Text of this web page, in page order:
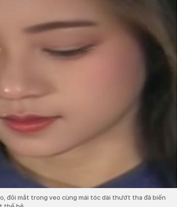
đôi mắt trong veo cùng mái tóc dài thướt tha đã biến